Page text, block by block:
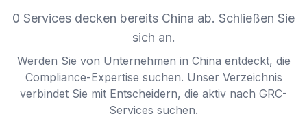
0 Services decken bereits China ab. Schließen Sie
sich an.
Werden Sie von Unternehmen in China entdeckt, die
Compliance-Expertise suchen. Unser Verzeichnis
verbindet Sie mit Entscheidern, die aktiv nach GRC-
Services suchen.